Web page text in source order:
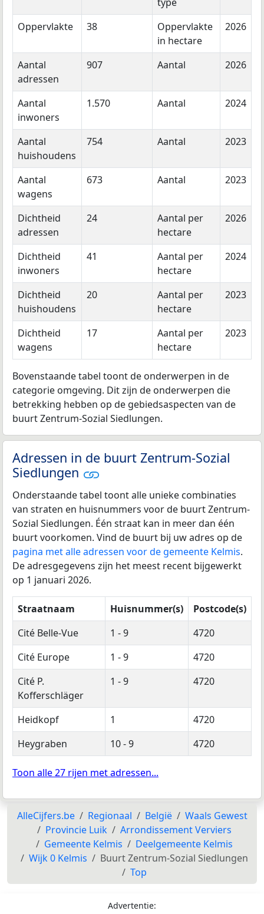
type
Oppervlakte
38
Oppervlakte
in hectare
2026
Aantal
adressen
907 Aantal 2026
Aantal
inwoners
1.570 Aantal 2024
Aantal
huishoudens
754 Aantal 2023
Aantal
wagens
673 Aantal 2023
Dichtheid
adressen
24
Aantal per
hectare
2026
Dichtheid
inwoners
41
Aantal per
hectare
2024
Dichtheid
huishoudens
20
Aantal per
hectare
2023
Dichtheid
wagens
17
Aantal per
hectare
2023
Bovenstaande tabel toont de onderwerpen in de
categorie omgeving. Dit zijn de onderwerpen die
betrekking hebben op de gebiedsaspecten van de
buurt Zentrum-Sozial Siedlungen.
Adressen in de buurt Zentrum-Sozial
Siedlungen
Onderstaande tabel toont alle unieke combinaties
van straten en huisnummers voor de buurt Zentrum-
Sozial Siedlungen. Één straat kan in meer dan één
buurt voorkomen. Vind de buurt bij uw adres op de
pagina met alle adressen voor de gemeente Kelmis.
De adresgegevens zijn het meest recent bijgewerkt
op 1 januari 2026.
Straatnaam Huisnummer(s)
Postcode(s)
Cité Belle-Vue
1 - 9
4720
Cité Europe
1 - 9
4720
Cité P.
Kofferschläger
1 - 9 4720
Heidkopf 1
4720
Heygraben
10 - 9 4720
Toon alle 27 rijen met adressen...
AlleCijfers.be Regionaal België
Waals Gewest
Provincie Luik
Arrondissement Verviers
Gemeente Kelmis
Deelgemeente Kelmis
Wijk 0 Kelmis
Buurt Zentrum-Sozial Siedlungen
Top
Advertentie: